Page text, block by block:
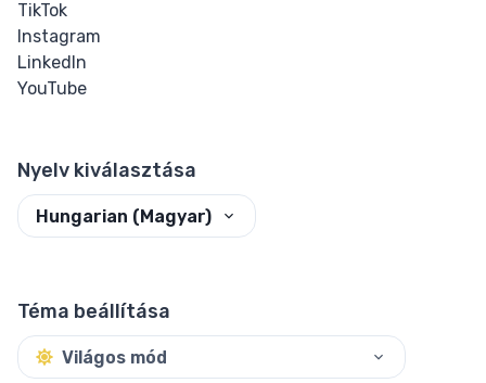
TikTok
Instagram
LinkedIn
YouTube
Nyelv kiválasztása
Hungarian (Magyar)
Téma beállítása
Világos mód